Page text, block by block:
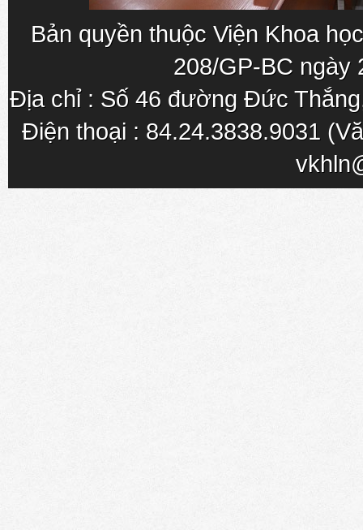
Bản quyền thuộc Viện Khoa
208/GP-BC ngày
Địa chỉ : Số 46 đường Đức
Điện thoại : 84.24.3838.9031